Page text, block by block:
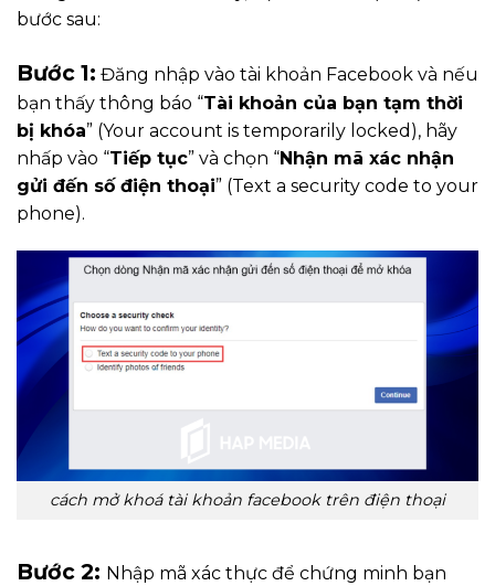
bước sau:
Bước 1: Đăng nhập vào tài khoản Facebook và nếu
bạn thấy thông báo “Tài khoản của bạn tạm thời
bị khóa” (Your account is temporarily locked), hãy
nhấp vào “Tiếp tục” và chọn “Nhận mã xác nhận
gửi đến số điện thoại” (Text a security code to your
phone).
cách mở khoá tài khoản facebook trên điện thoại
Bước 2: Nhập mã xác thực để chứng minh bạn